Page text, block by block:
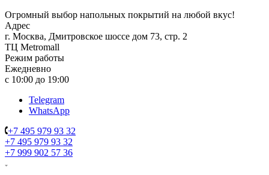
Огромный выбор напольных покрытий на любой вкус!
Адрес
г. Москва, Дмитровское шоссе дом 73, стр. 2
ТЦ Metromall
Режим работы
Ежедневно
с 10:00 до 19:00
Telegram
WhatsApp
+7 495 979 93 32
+7 495 979 93 32
+7 999 902 57 36